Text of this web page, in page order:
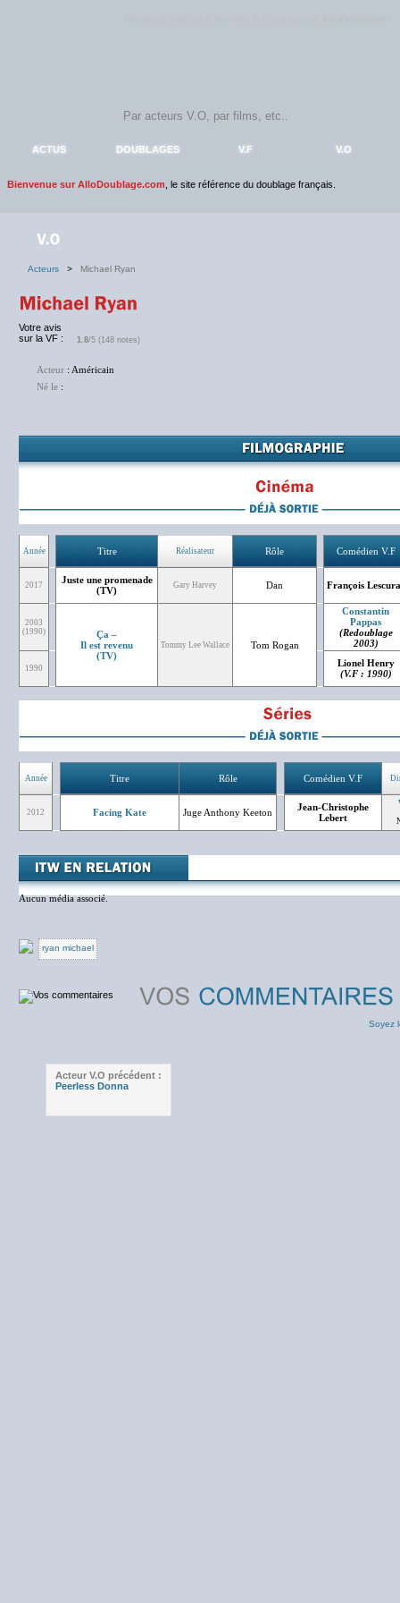
ACTUS DOUBLAGES V.F V.O
Bienvenue sur AlloDoublage.com , le site référence du doublage français.
Acteurs > Michael Ryan
Votre avis
sur la VF :
1.8/5 (148 notes)
Acteur : Américain
Né le :
Année Titre Réalisateur Rôle Comédien V.F
2017
Juste une promenade
(TV)
Gary Harvey Dan François
2003
(1990)
Ça –
Il est revenu
(TV)
Tommy Lee Wallace Tom Rogan
Constantin
Pappas
(Redoublage
2003)
1990
Lionel Henry
(V.F : 1990)
Année Titre Rôle Comédien V.F
2012 Facing Kate Juge Anthony Keeton
Jean-Christophe
Lebert
Aucun média associé.
ryan michael
Soyez
Acteur V.O précédent :
Peerless Donna